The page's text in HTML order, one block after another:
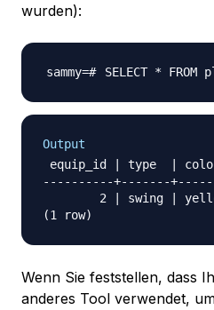
wurden):
SELECT * FROM
Output
equip_id | type  |
----------+-------
2 | swing |
Wenn Sie feststellen, dass
anderes Tool verwendet,